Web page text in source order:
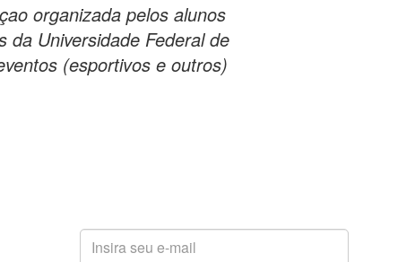
organizada pelos alunos
da Universidade Federal de
(esportivos e outros)